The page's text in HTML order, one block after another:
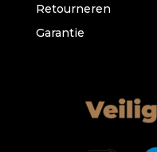
Retourneren
Garantie